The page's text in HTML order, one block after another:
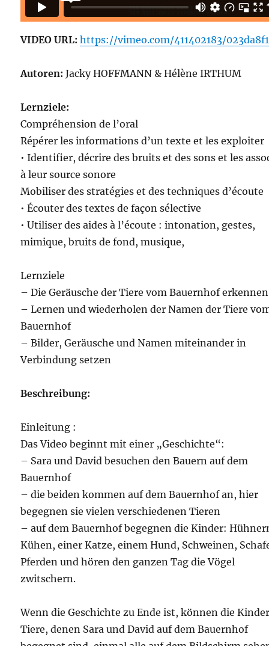
VIDEO URL: https://vimeo.com/411402183/
Autoren: Jacky HOFFMANN & Hélène IRTHUM
Lernziele:
Compréhension de l’oral
Répérer les informations d’un texte et les exploiter
• Identifier, décrire des bruits et des sons et les
à leur source sonore
Mobiliser des stratégies et des techniques d’écoute
• Écouter des textes de façon sélective
• Utiliser des aides à l’écoute : intonation, gestes,
mimique, bruits de fond, musique,
Lernziele
– Die Geräusche der Tiere vom Bauernhof erkennen
– Lernen und wiederholen der Namen der Tiere
Bauernhof
– Bilder, Geräusche und Namen miteinander in
Verbindung setzen
Beschreibung:
Einleitung :
Das Video beginnt mit einer „Geschichte“:
– Sara und David besuchen den Bauern auf dem
Bauernhof
– die beiden kommen auf dem Bauernhof an, hier
begegnen sie vielen verschiedenen Tieren
– auf dem Bauernhof begegnen die Kinder:
Kühen, einer Katze, einem Hund, Schweinen,
Pferden und hören den ganzen Tag die Vögel
zwitschern.
Wenn die Geschichte zu Ende ist, können die
Tiere, denen Sara und David auf dem Bauernhof